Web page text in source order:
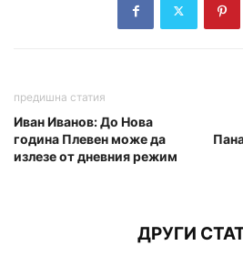
предишна статия
Иван Иванов: До Нова
година Плевен може да
излезе от дневния режим
ДРУГИ